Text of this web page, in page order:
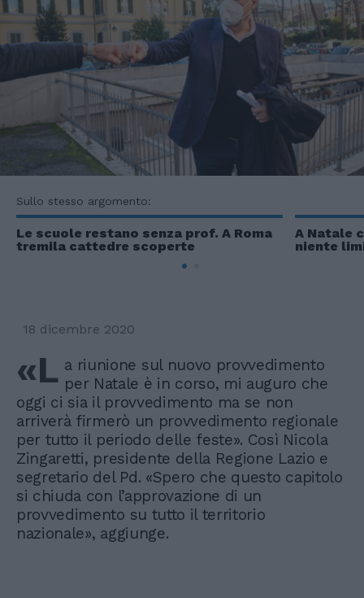
Sullo stesso argomento:
Le scuole restano senza prof. A Roma
tremila cattedre scoperte
A Natale
niente
18 dicembre 2020
«L a riunione sul nuovo provvedimento
per Natale è in corso, mi auguro che
oggi ci sia il provvedimento ma se non
arriverà firmerò un provvedimento regionale
per tutto il periodo delle feste». Così Nicola
Zingaretti, presidente della Regione Lazio e
segretario del Pd. «Spero che questo capitolo
si chiuda con l’approvazione di un
provvedimento su tutto il territorio
nazionale», aggiunge.